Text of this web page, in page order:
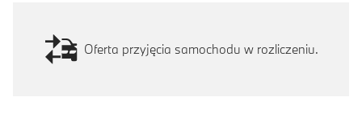
Oferta przyjęcia samochodu w rozliczeniu.